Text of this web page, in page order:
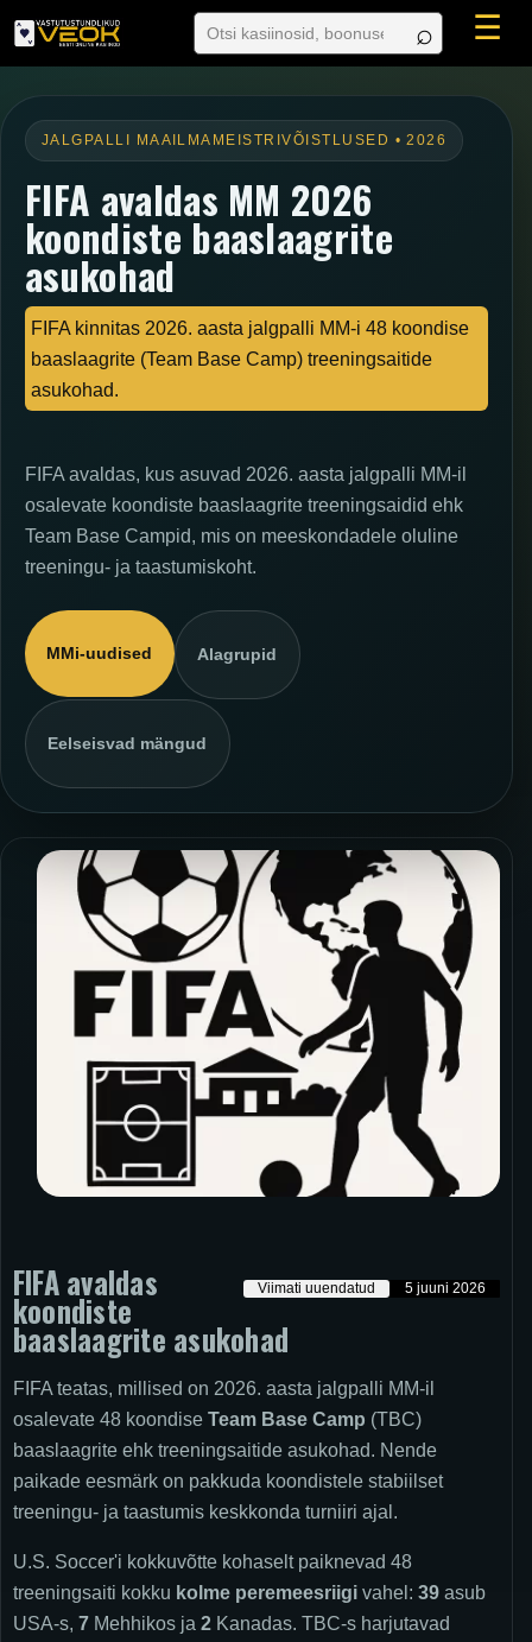
☰
JALGPALLI MAAILMAMEISTRIVÕISTLUSED • 2026
FIFA avaldas MM 2026
koondiste baaslaagrite
asukohad
FIFA kinnitas 2026. aasta jalgpalli MM-i 48 koondise
baaslaagrite (Team Base Camp) treeningsaitide
asukohad.
FIFA avaldas, kus asuvad 2026. aasta jalgpalli MM-il
osalevate koondiste baaslaagrite treeningsaidid ehk
Team Base Campid, mis on meeskondadele oluline
treeningu- ja taastumiskoht.
MMi-uudised Alagrupid
Eelseisvad mängud
Viimati uuendatud 5 juuni 2026
FIFA avaldas
koondiste
baaslaagrite asukohad
FIFA teatas, millised on 2026. aasta jalgpalli MM-il
osalevate 48 koondise Team Base Camp (TBC)
baaslaagrite ehk treeningsaitide asukohad. Nende
paikade eesmärk on pakkuda koondistele stabiilset
treeningu- ja taastumis keskkonda turniiri ajal.
U.S. Soccer'i kokkuvõtte kohaselt paiknevad 48
treeningsaiti kokku kolme peremeesriigi vahel: 39 asub
USA-s, 7 Mehhikos ja 2 Kanadas. TBC-s harjutavad